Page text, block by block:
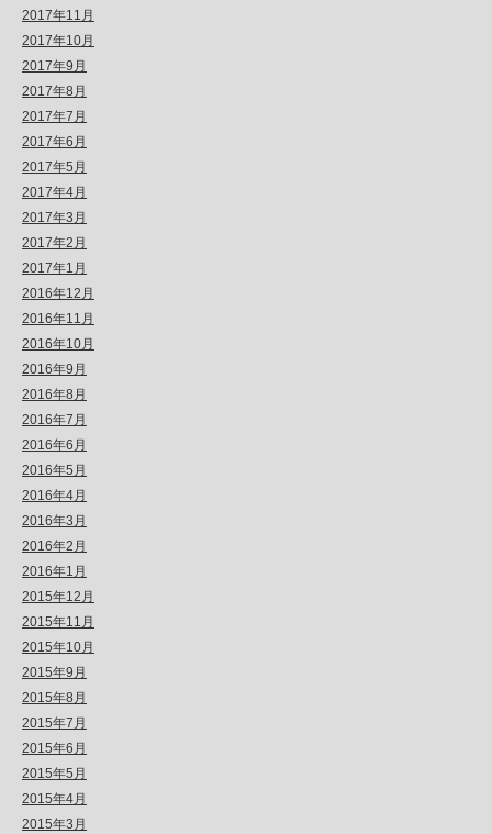
2017年11月
2017年10月
2017年9月
2017年8月
2017年7月
2017年6月
2017年5月
2017年4月
2017年3月
2017年2月
2017年1月
2016年12月
2016年11月
2016年10月
2016年9月
2016年8月
2016年7月
2016年6月
2016年5月
2016年4月
2016年3月
2016年2月
2016年1月
2015年12月
2015年11月
2015年10月
2015年9月
2015年8月
2015年7月
2015年6月
2015年5月
2015年4月
2015年3月